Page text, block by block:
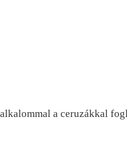
a ceruzákkal